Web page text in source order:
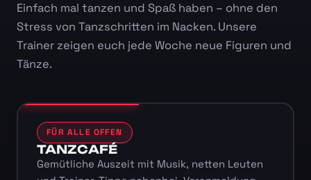
Einfach mal tanzen und Spaß haben – ohne den
Stress von Tanzschritten im Nacken. Unsere
Trainer zeigen euch jede Woche neue Figuren und
Tänze.
FÜR ALLE OFFEN
TANZCAFÉ
Gemütliche Auszeit mit Musik, netten Leuten